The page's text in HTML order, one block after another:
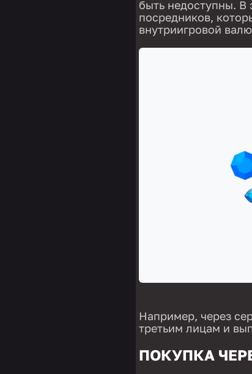
быть недоступны. В
посредников,
внутриигровой
Например, через
третьим лицам и
ПОКУПКА